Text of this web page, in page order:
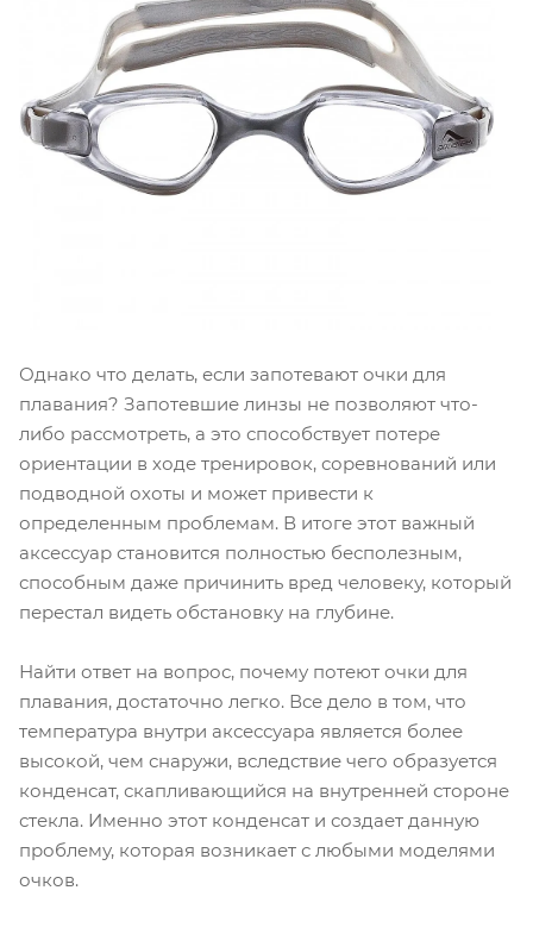
Однако что делать, если запотевают очки для
плавания? Запотевшие линзы не позволяют что-
либо рассмотреть, а это способствует потере
ориентации в ходе тренировок, соревнований или
подводной охоты и может привести к
определенным проблемам. В итоге этот важный
аксессуар становится полностью бесполезным,
способным даже причинить вред человеку, который
перестал видеть обстановку на глубине.
Найти ответ на вопрос, почему потеют очки для
плавания, достаточно легко. Все дело в том, что
температура внутри аксессуара является более
высокой, чем снаружи, вследствие чего образуется
конденсат, скапливающийся на внутренней стороне
стекла. Именно этот конденсат и создает данную
проблему, которая возникает с любыми моделями
очков.